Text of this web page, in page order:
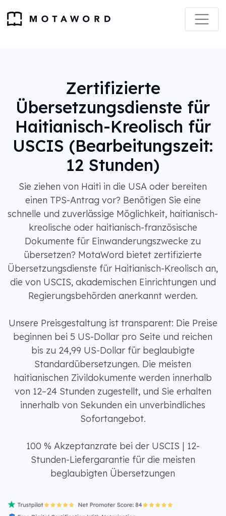
Zertifizierte
Übersetzungsdienste für
Haitianisch-Kreolisch für
USCIS (Bearbeitungszeit:
12 Stunden)
Sie ziehen von Haiti in die USA oder bereiten
einen TPS-Antrag vor? Benötigen Sie eine
schnelle und zuverlässige Möglichkeit, haitianisch-
kreolische oder haitianisch-französische
Dokumente für Einwanderungszwecke zu
übersetzen? MotaWord bietet zertifizierte
Übersetzungsdienste für Haitianisch-Kreolisch an,
die von USCIS, akademischen Einrichtungen und
Regierungsbehörden anerkannt werden.
Unsere Preisgestaltung ist transparent: Die Preise
beginnen bei 5 US-Dollar pro Seite und reichen
bis zu 24,99 US-Dollar für beglaubigte
Standardübersetzungen. Die meisten
haitianischen Zivildokumente werden innerhalb
von 12–24 Stunden zugestellt, und Sie erhalten
innerhalb von Sekunden ein unverbindliches
Sofortangebot.
100 % Akzeptanzrate bei der USCIS | 12-
Stunden-Liefergarantie für die meisten
beglaubigten Übersetzungen